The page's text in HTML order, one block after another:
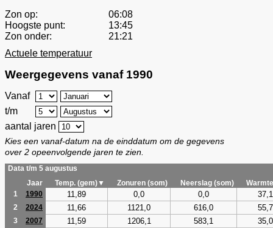
Zon op:
06:08
Hoogste punt:
13:45
Zon onder:
21:21
Actuele temperatuur
Weergegevens vanaf 1990
Vanaf
t/m
aantal jaren
Kies een vanaf-datum na de einddatum om de gegevens
over 2 opeenvolgende jaren te zien.
Data t/m 5 augustus
Jaar
Temp. (gem)▼ Zonuren (som) Neerslag (som)
1
1990 11,89 0,0 0,0 37,1
2 2024 11,66 1121,0 616,0 55,7
3 2007 11,59 1206,1 583,1 35,0